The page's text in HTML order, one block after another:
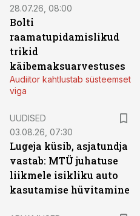
28.07.26, 08:00
Bolti
raamatupidamislikud
trikid
käibemaksuarvestuses
Audiitor kahtlustab süsteemset
viga
UUDISED
03.08.26, 07:30
Lugeja küsib, asjatundja
vastab: MTÜ juhatuse
liikmele isikliku auto
kasutamise hüvitamine